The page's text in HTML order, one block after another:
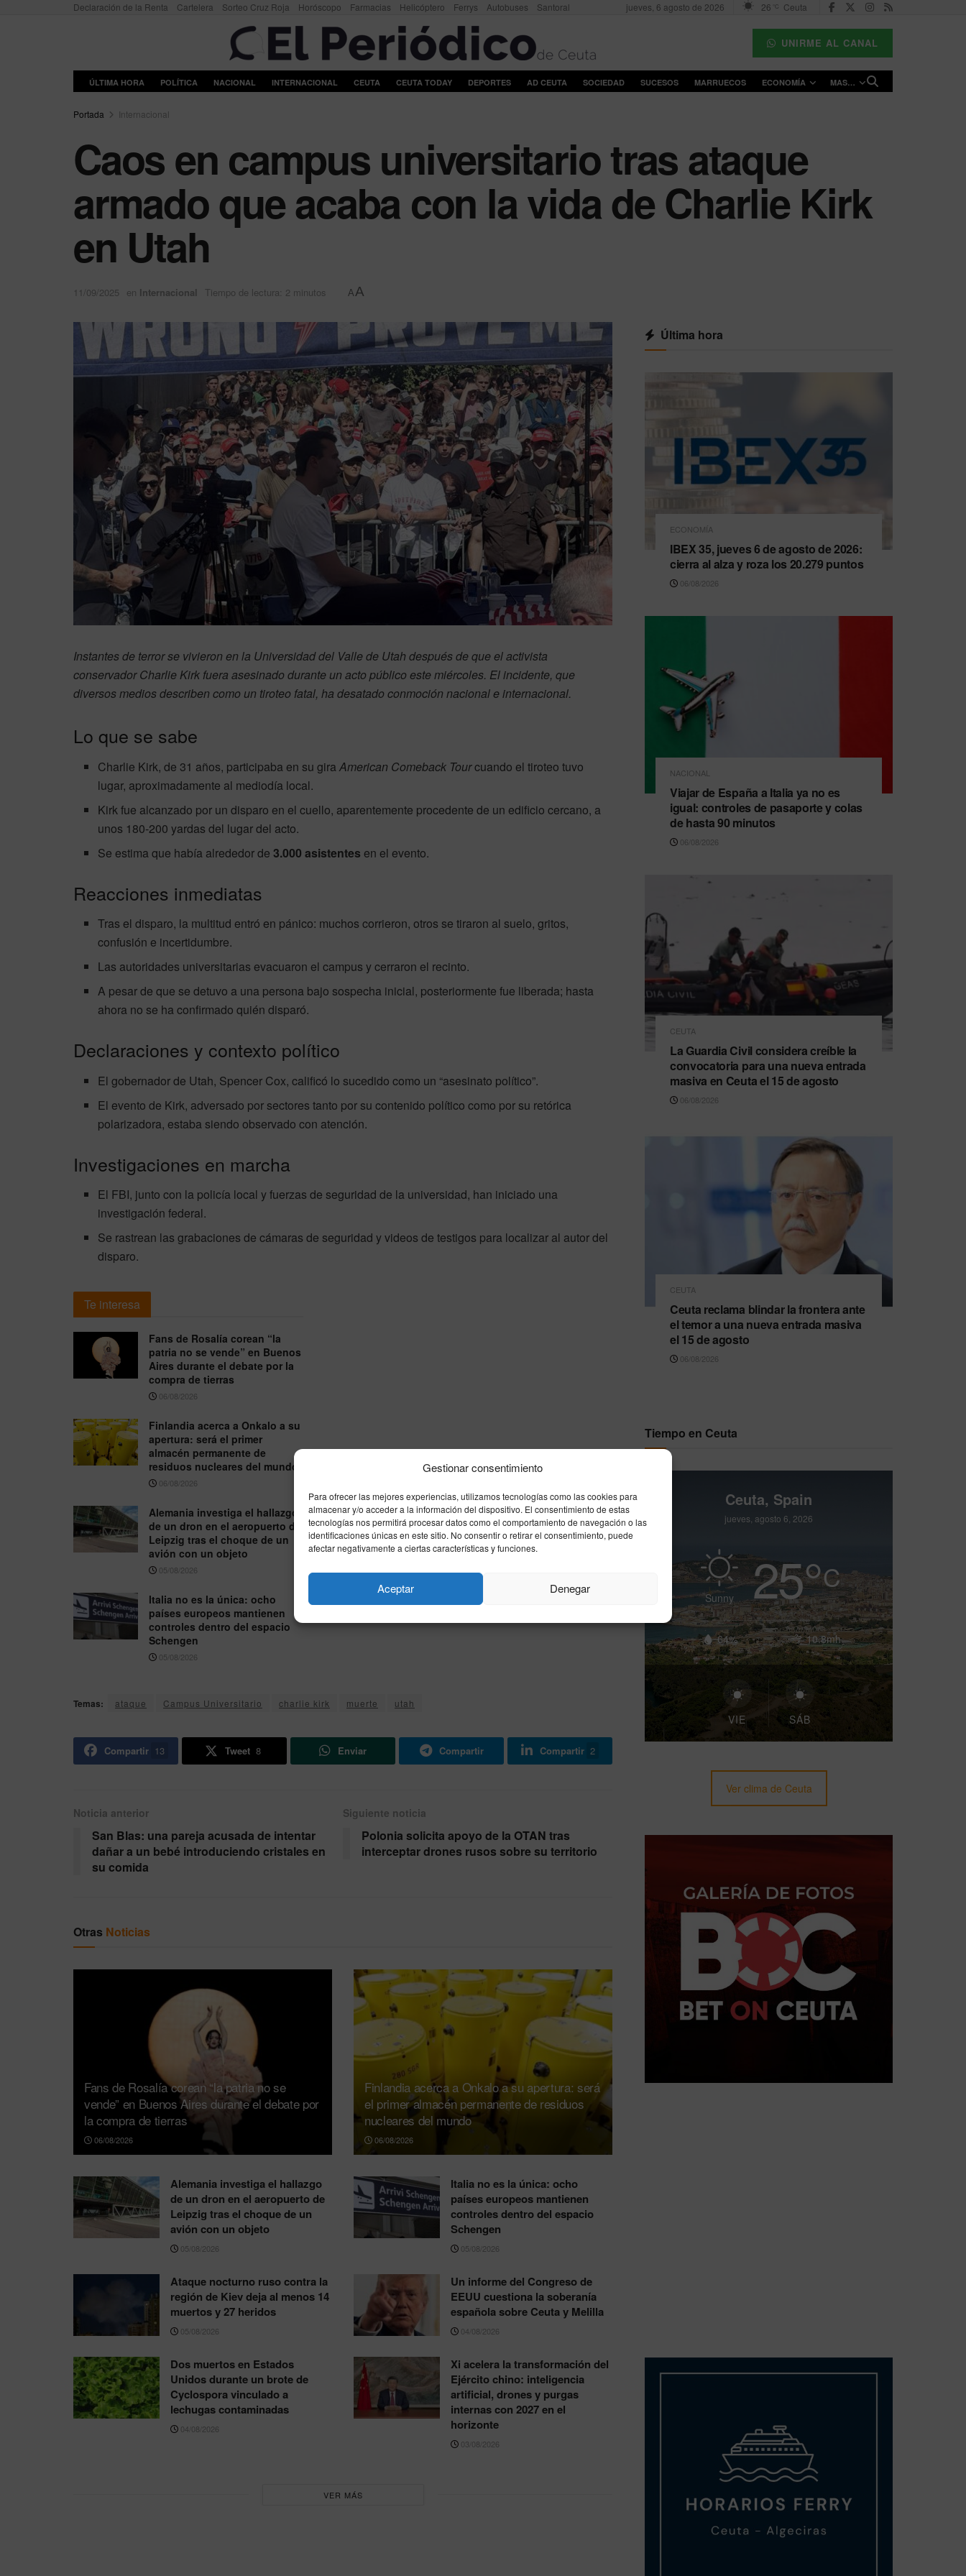
Gestionar consentimiento
Para ofrecer las mejores experiencias, utilizamos tecnologías como las cookies para
almacenar y/o acceder a la información del dispositivo. El consentimiento de estas
tecnologías nos permitirá procesar datos como el comportamiento de navegación o las
identificaciones únicas en este sitio. No consentir o retirar el consentimiento, puede
afectar negativamente a ciertas características y funciones.
Aceptar Denegar
Declaración de la Renta Cartelera Sorteo Cruz Roja Horóscopo Farmacias Helicóptero Ferrys Autobuses Santoral jueves, 6 agosto de 2026 26 °C Ceuta
UNIRME AL CANAL
ÚLTIMA HORA POLÍTICA NACIONAL INTERNACIONAL CEUTA CEUTA TODAY DEPORTES AD CEUTA SOCIEDAD SUCESOS MARRUECOS ECONOMÍA MAS…
Portada Internacional
Caos en campus universitario tras ataque
armado que acaba con la vida de Charlie Kirk
en Utah
11/09/2025 en Internacional Tiempo de lectura: 2 minutos AA
Instantes de terror se vivieron en la Universidad del Valle de Utah después de que el activista
conservador Charlie Kirk fuera asesinado durante un acto público este miércoles. El incidente, que
diversos medios describen como un tiroteo fatal, ha desatado conmoción nacional e internacional.
Lo que se sabe
Charlie Kirk, de 31 años, participaba en su giraAmerican Comeback Tourcuando el tiroteo tuvo
lugar, aproximadamente al mediodía local.
Kirk fue alcanzado por un disparo en el cuello, aparentemente procedente de un edificio cercano, a
unos 180-200 yardas del lugar del acto.
Se estima que había alrededor de 3.000 asistentes en el evento.
Reacciones inmediatas
Tras el disparo, la multitud entró en pánico: muchos corrieron, otros se tiraron al suelo, gritos,
confusión e incertidumbre.
Las autoridades universitarias evacuaron el campus y cerraron el recinto.
A pesar de que se detuvo a una persona bajo sospecha inicial, posteriormente fue liberada; hasta
ahora no se ha confirmado quién disparó.
Declaraciones y contexto político
El gobernador de Utah, Spencer Cox, calificó lo sucedido como un “asesinato político”.
El evento de Kirk, adversado por sectores tanto por su contenido político como por su retórica
polarizadora, estaba siendo observado con atención.
Investigaciones en marcha
El FBI, junto con la policía local y fuerzas de seguridad de la universidad, han iniciado una
investigación federal.
Se rastrean las grabaciones de cámaras de seguridad y videos de testigos para localizar al autor del
disparo.
Te interesa
Fans de Rosalía corean “la
patria no se vende” en Buenos
Aires durante el debate por la
compra de tierras
06/08/2026
Finlandia acerca a Onkalo a su
apertura: será el primer
almacén permanente de
residuos nucleares del mundo
06/08/2026
Alemania investiga el hallazgo
de un dron en el aeropuerto de
Leipzig tras el choque de un
avión con un objeto
05/08/2026
Italia no es la única: ocho
países europeos mantienen
controles dentro del espacio
Schengen
05/08/2026
Temas: ataque Campus Universitario charlie kirk muerte utah
Compartir 13 Tweet 8 Enviar Compartir Compartir 2
Noticia anterior
San Blas: una pareja acusada de intentar
dañar a un bebé introduciendo cristales en
su comida
Siguiente noticia
Polonia solicita apoyo de la OTAN tras
interceptar drones rusos sobre su territorio
Otras Noticias
Fans de Rosalía corean “la patria no se
vende” en Buenos Aires durante el debate por
la compra de tierras
06/08/2026
Finlandia acerca a Onkalo a su apertura: será
el primer almacén permanente de residuos
nucleares del mundo
06/08/2026
Alemania investiga el hallazgo
de un dron en el aeropuerto de
Leipzig tras el choque de un
avión con un objeto
05/08/2026
Italia no es la única: ocho
países europeos mantienen
controles dentro del espacio
Schengen
05/08/2026
Ataque nocturno ruso contra la
región de Kiev deja al menos 14
muertos y 27 heridos
05/08/2026
Un informe del Congreso de
EEUU cuestiona la soberanía
española sobre Ceuta y Melilla
04/08/2026
Dos muertos en Estados
Unidos durante un brote de
Cyclospora vinculado a
lechugas contaminadas
04/08/2026
Xi acelera la transformación del
Ejército chino: inteligencia
artificial, drones y purgas
internas con 2027 en el
horizonte
03/08/2026
VER MÁS
Última hora
ECONOMÍA
IBEX 35, jueves 6 de agosto de 2026:
cierra al alza y roza los 20.279 puntos
06/08/2026
NACIONAL
Viajar de España a Italia ya no es
igual: controles de pasaporte y colas
de hasta 90 minutos
06/08/2026
CEUTA
La Guardia Civil considera creíble la
convocatoria para una nueva entrada
masiva en Ceuta el 15 de agosto
06/08/2026
CEUTA
Ceuta reclama blindar la frontera ante
el temor a una nueva entrada masiva
el 15 de agosto
06/08/2026
Tiempo en Ceuta
Ceuta, Spain
jueves, agosto 6, 2026
Sunny 25°C
64% 10.8mh
VIE SÁB
Ver clima de Ceuta